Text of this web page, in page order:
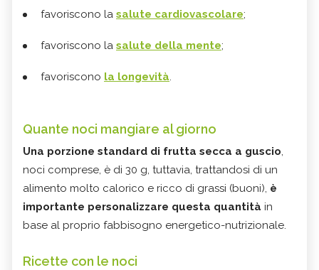
favoriscono la salute cardiovascolare;
favoriscono la salute della mente;
favoriscono la longevità.
Quante noci mangiare al giorno
Una porzione standard di frutta secca a guscio,
noci comprese, è di 30 g, tuttavia, trattandosi di un
alimento molto calorico e ricco di grassi (buoni), è
importante personalizzare questa quantità in
base al proprio fabbisogno energetico-nutrizionale.
Ricette con le noci